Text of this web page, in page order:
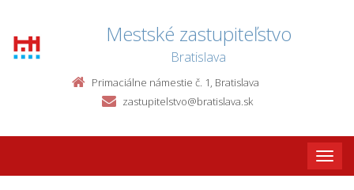
Mestské zastupiteľstvo
Bratislava
Primaciálne námestie č. 1, Bratislava
zastupitelstvo@bratislava.sk
Toggle